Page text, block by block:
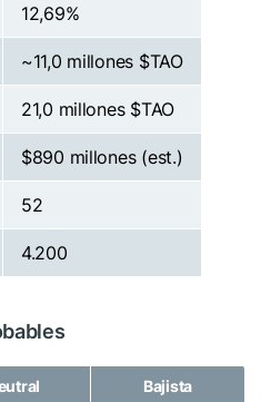
12,69%
~11,0 millones $TAO
21,0 millones $TAO
$890 millones (est.)
52
4.200
Bajista